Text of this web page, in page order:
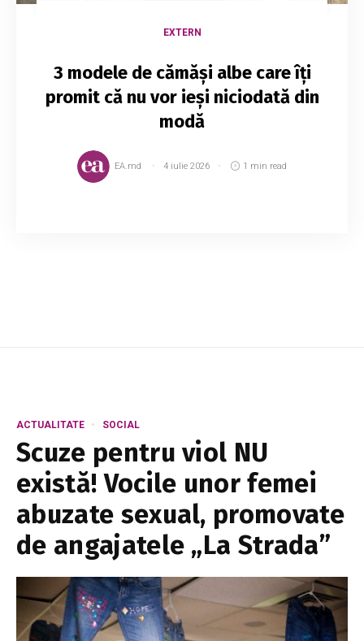
EXTERN
3 modele de cămăși albe care îți
promit că nu vor ieși niciodată din
modă
EA.md 4 iulie 2026 1 min read
ACTUALITATE SOCIAL
Scuze pentru viol NU
există! Vocile unor femei
abuzate sexual, promovate
de angajatele „La Strada”